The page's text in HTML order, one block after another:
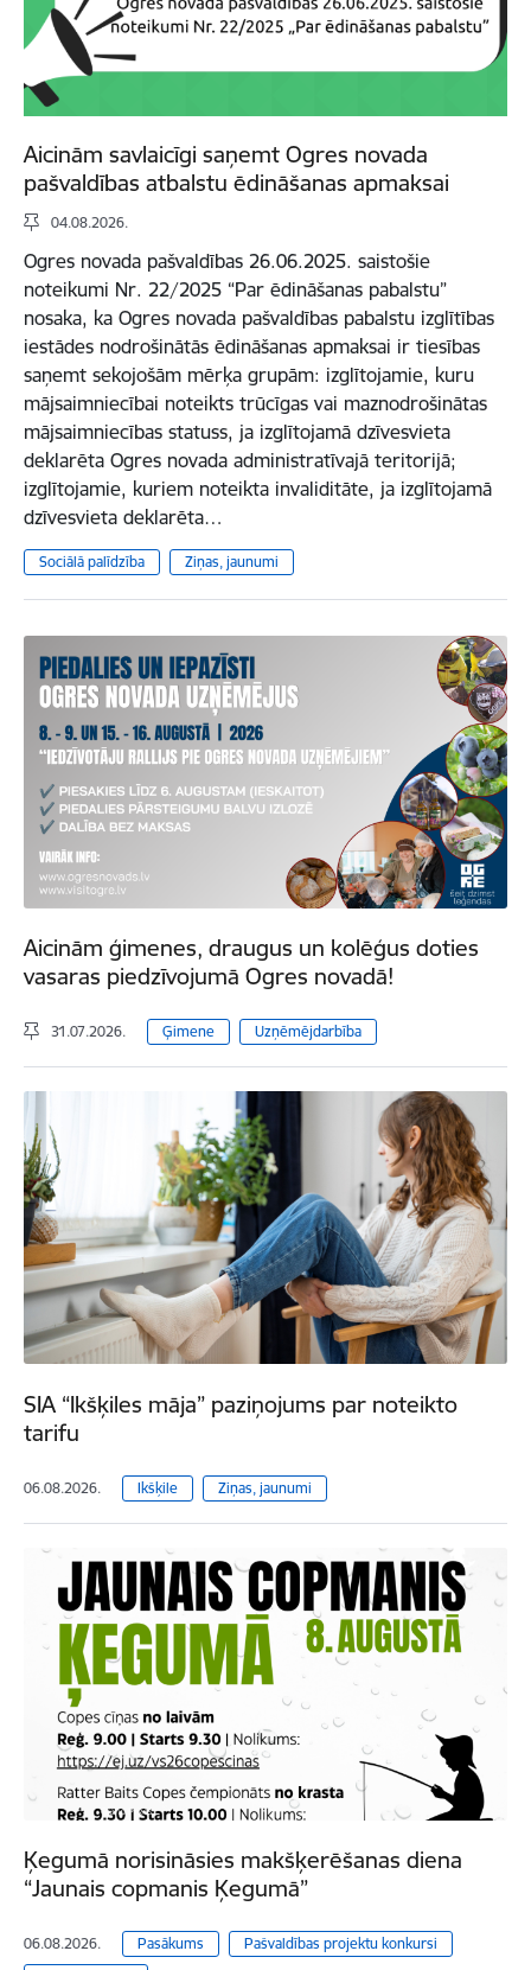
Aicinām savlaicīgi saņemt Ogres novada
pašvaldības atbalstu ēdināšanas apmaksai
04.08.2026.
Ogres novada pašvaldības 26.06.2025. saistošie
noteikumi Nr. 22/2025 “Par ēdināšanas pabalstu”
nosaka, ka Ogres novada pašvaldības pabalstu izglītības
iestādes nodrošinātās ēdināšanas apmaksai ir tiesības
saņemt sekojošām mērķa grupām: izglītojamie, kuru
mājsaimniecībai noteikts trūcīgas vai maznodrošinātas
mājsaimniecības statuss, ja izglītojamā dzīvesvieta
deklarēta Ogres novada administratīvajā teritorijā;
izglītojamie, kuriem noteikta invaliditāte, ja izglītojamā
dzīvesvieta deklarēta…
Sociālā palīdzība Ziņas, jaunumi
Aicinām ģimenes, draugus un kolēģus doties
vasaras piedzīvojumā Ogres novadā!
31.07.2026. Ģimene Uzņēmējdarbība
SIA “Ikšķiles māja” paziņojums par noteikto
tarifu
06.08.2026. Ikšķile Ziņas, jaunumi
Ķegumā norisināsies makšķerēšanas diena
“Jaunais copmanis Ķegumā”
06.08.2026. Pasākums
Pašvaldības projektu konkursi